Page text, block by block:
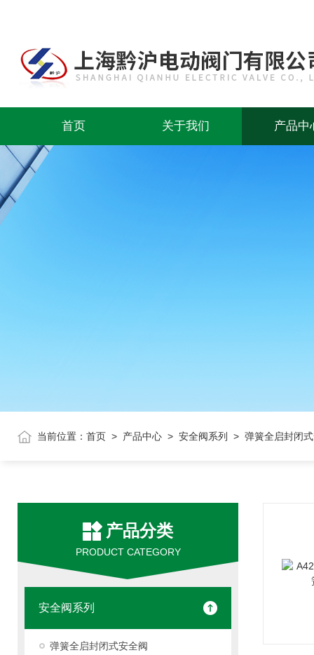
首页 关于我们 产品中
当前位置： 首页 > 产品中心 > 安全阀系列 > 弹簧全启封闭
产品分类
PRODUCT CATEGORY
安全阀系列
弹簧全启封闭式安全阀